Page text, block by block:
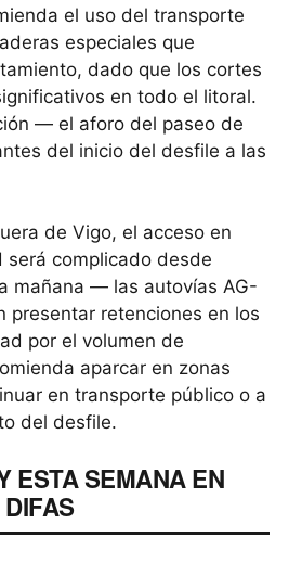
el uso del transporte
especiales que
dado que los cortes
en todo el litoral.
— el aforo del paseo de
del inicio del desfile a las
de Vigo, el acceso en
será complicado desde
mañana — las autovías AG-
presentar retenciones en los
por el volumen de
aparcar en zonas
en transporte público o a
del desfile.
ESTA SEMANA EN